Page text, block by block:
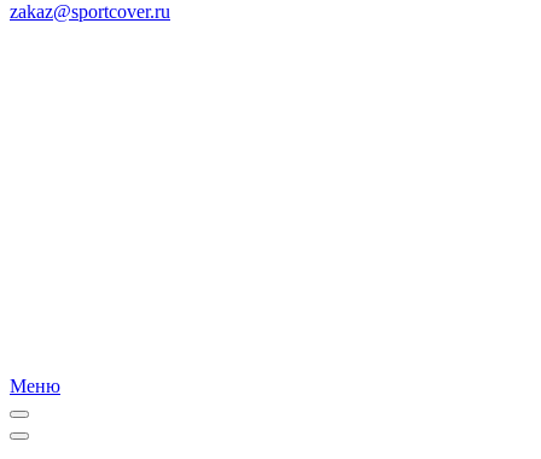
zakaz@sportcover.ru
Меню